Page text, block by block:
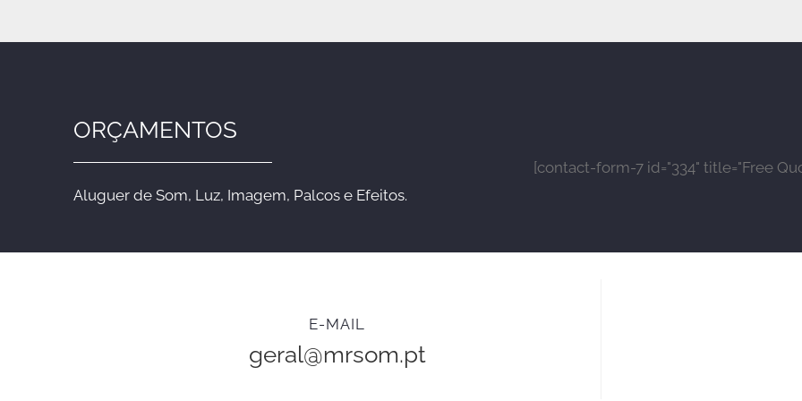
ORÇAMENTOS
Aluguer de Som, Luz, Imagem, Palcos e Efeitos.
[contact-form-7 id="334" title="Free
E-MAIL
geral@mrsom.pt